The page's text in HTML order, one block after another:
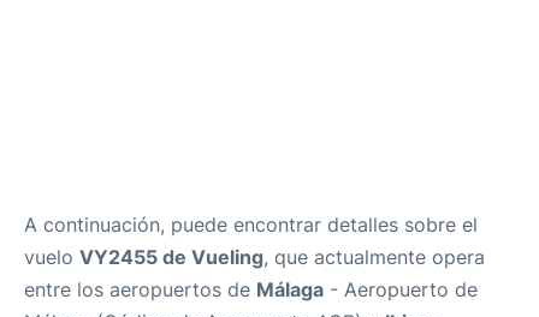
A continuación, puede encontrar detalles sobre el
vuelo VY2455 de Vueling, que actualmente opera
entre los aeropuertos de Málaga - Aeropuerto de